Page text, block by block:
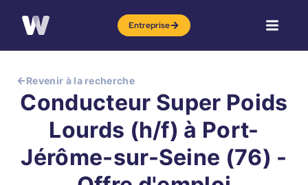
Entreprise
Revenir à la recherche
Conducteur Super Poids
Lourds (h/f) à Port-
Jérôme-sur-Seine (76) -